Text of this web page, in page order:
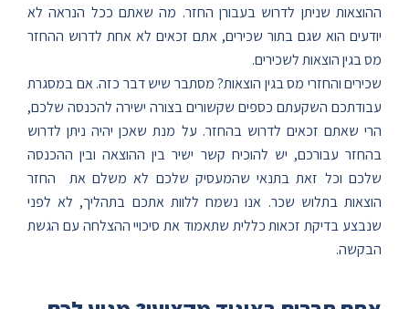
ההוצאות שניתן לדרוש בעבורן החזר. מה שאתם ככל הנראה לא
יודעים הוא שגם בתור שכירים, אתם זכאים לא אחת לדרוש ההחזר
מס בגין הוצאות לשכירים.
שכירים והחזרי מס בגין הוצאות? מסתבר שיש דבר כזה. אם במסגרת
עבודתכם השקעתם כספים שקשורים בצורה ישירה להכנסה שלכם,
הרי שאתם זכאים לדרוש בהחזר. על מנת שאכן יהיה ניתן לדרוש
בהחזר עבורכם, יש להוכיח קשר ישיר בין ההוצאה ובין ההכנסה
שלכם וכל זאת בתנאי שהמעסיק שלכם לא משלם את החזר
הוצאות בתלוש שכר. אנו נשמח ללוות אתכם בתהליך, לא לפני
שנבצע בדיקת זכאות כללית שתאמוד את סיכויי ההצלחה עם הגשת
הבקשה.